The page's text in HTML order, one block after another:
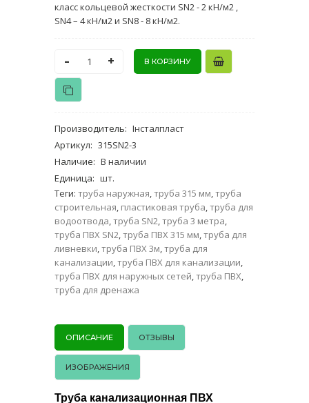
класс кольцевой жесткости SN2 - 2 кН/м2 ,
SN4 – 4 кН/м2 и SN8 - 8 кН/м2.
- +
Производитель: Інсталпласт
Артикул: 315SN2-3
Наличие: В наличии
Единица: шт.
Теги: труба наружная,труба 315 мм,труба
строительная, пластиковая труба,труба для
водоотвода,труба SN2,труба 3 метра,
труба ПВХ SN2,труба ПВХ 315 мм,труба для
ливневки,труба ПВХ 3м,труба для
канализации,труба ПВХ для канализации,
труба ПВХ для наружных сетей,труба ПВХ,
труба для дренажа
ОПИСАНИЕ ОТЗЫВЫ
ИЗОБРАЖЕНИЯ
Труба канализационная ПВХ